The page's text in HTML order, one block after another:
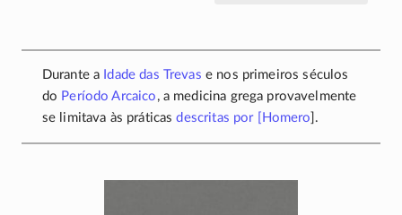
Durante a Idade das Trevas e nos primeiros séculos
do Período Arcaico , a medicina grega provavelmente
se limitava às práticasdescritas por [ Homero ].